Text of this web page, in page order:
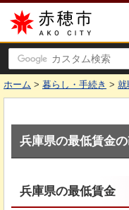
赤穂市
ホーム > 暮らし・手続き > 就
兵庫県の最低賃金
兵庫県の最低賃金